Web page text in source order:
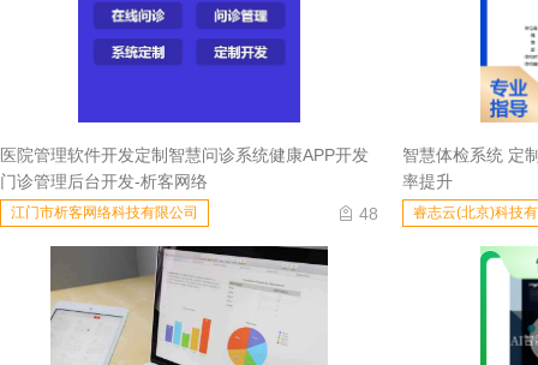
医院管理软件开发定制智慧问诊系统健康APP开发
门诊管理后台开发-析客网络
江门市析客网络科技有限公司 48
智慧体检系统 定
率提升
睿志云(北京)科技